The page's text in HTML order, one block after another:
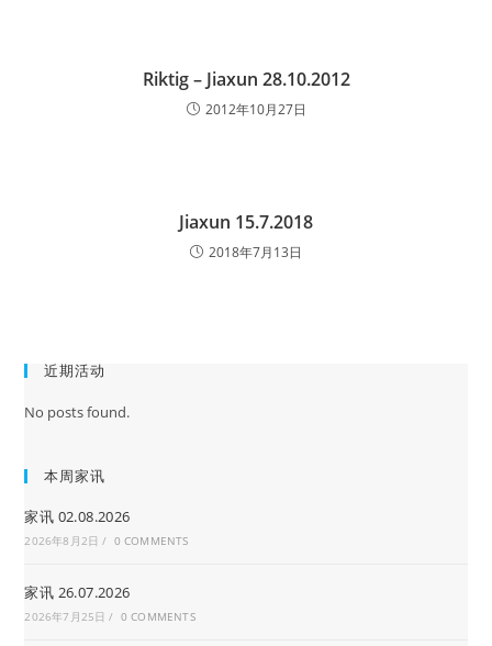
Riktig – Jiaxun 28.10.2012
2012年10月27日
Jiaxun 15.7.2018
2018年7月13日
近期活动
No posts found.
本周家讯
家讯 02.08.2026
2026年8月2日 / 0 COMMENTS
家讯 26.07.2026
2026年7月25日 / 0 COMMENTS